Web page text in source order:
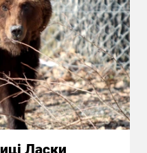
Ласки